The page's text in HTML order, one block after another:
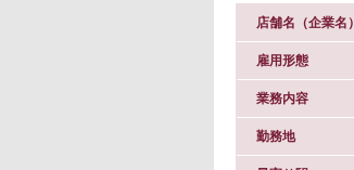
店舗名（企業名）
雇用形態
業務内容
勤務地